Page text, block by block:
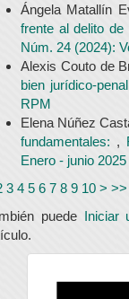
Ángela Matallín
frente al delito de
Núm. 24 (2024):
Alexis Couto de
bien jurídico-penal
RPM
Elena Núñez
fundamentales: ,
Enero - junio 2025
3 4 5 6 7 8 9 10 > >>
puede Iniciar